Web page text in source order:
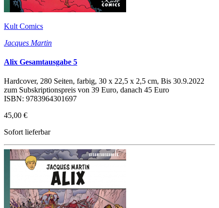
Kult Comics
Jacques Martin
Alix Gesamtausgabe 5
Hardcover, 280 Seiten, farbig, 30 x 22,5 x 2,5 cm, Bis 30.9.2022
zum Subskriptionspreis von 39 Euro, danach 45 Euro
ISBN: 9783964301697
45,00 €
Sofort lieferbar